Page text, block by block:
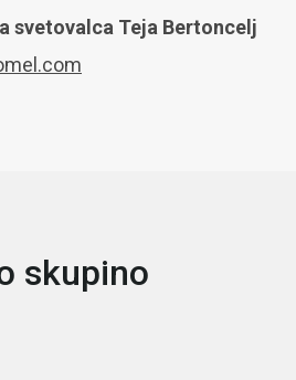
svetovalca Teja Bertoncelj
skupino